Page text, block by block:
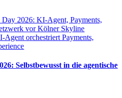
Selbstbewusst in die agentische